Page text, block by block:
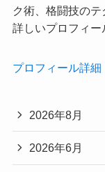
ク術、格闘技のテ
詳しいプロフィー
プロフィール詳細
2026年8月
2026年6月